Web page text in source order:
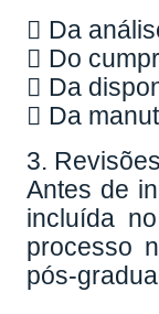
 Da
 Do
 Da
 Da
3.
Antes de
incluída
processo
pós-